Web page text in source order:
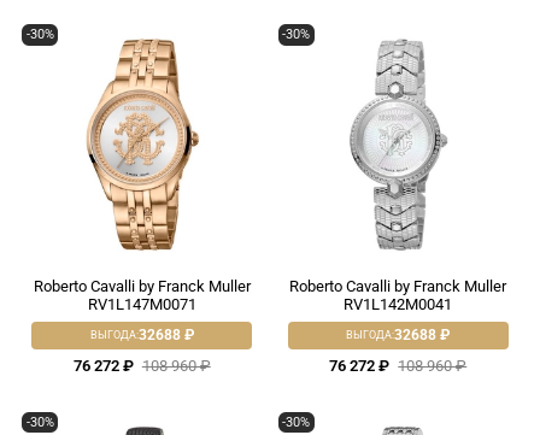
-30%
Roberto Cavalli by Franck Muller
RV1L147M0071
76 272 ₽ 108 960 ₽
ВЫГОДА:32688 ₽
-30%
Roberto Cavalli by Franck Muller
RV1L142M0041
76 272 ₽ 108 960 ₽
ВЫГОДА:32688 ₽
-30% -30%